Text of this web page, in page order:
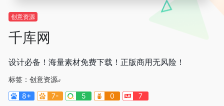
创意资源
千库网
设计必备！海量素材免费下载！正版商用无风险！
标签： 创意资源
8+
7- 5 0 7